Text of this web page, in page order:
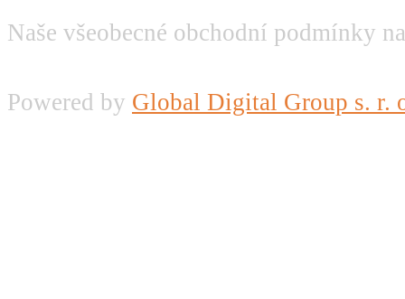
Naše všeobecné obchodní podmínky
Powered by Global Digital Group s. r.